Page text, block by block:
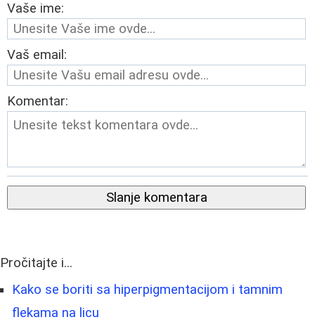
Vaše ime:
Vaš email:
Komentar:
Slanje komentara
Pročitajte i...
Kako se boriti sa hiperpigmentacijom i tamnim
flekama na licu